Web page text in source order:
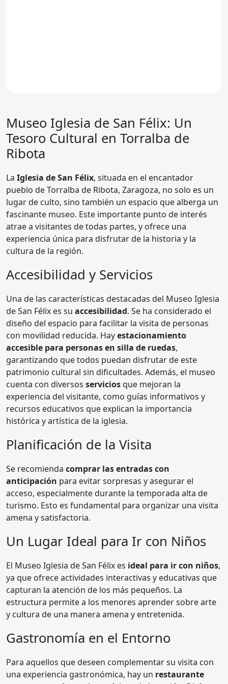
Museo Iglesia de San Félix: Un
Tesoro Cultural en Torralba de
Ribota
La Iglesia de San Félix, situada en el encantador
pueblo de Torralba de Ribota, Zaragoza, no solo es un
lugar de culto, sino también un espacio que alberga un
fascinante museo. Este importante punto de interés
atrae a visitantes de todas partes, y ofrece una
experiencia única para disfrutar de la historia y la
cultura de la región.
Accesibilidad y Servicios
Una de las características destacadas del Museo Iglesia
de San Félix es su accesibilidad. Se ha considerado el
diseño del espacio para facilitar la visita de personas
con movilidad reducida. Hayestacionamiento
accesible para personas en silla de ruedas,
garantizando que todos puedan disfrutar de este
patrimonio cultural sin dificultades. Además, el museo
cuenta con diversos serviciosque mejoran la
experiencia del visitante, como guías informativos y
recursos educativos que explican la importancia
histórica y artística de la iglesia.
Planificación de la Visita
Se recomienda comprar las entradas con
anticipación para evitar sorpresas y asegurar el
acceso, especialmente durante la temporada alta de
turismo. Esto es fundamental para organizar una visita
amena y satisfactoria.
Un Lugar Ideal para Ir con Niños
El Museo Iglesia de San Félix es ideal para ir con niños,
ya que ofrece actividades interactivas y educativas que
capturan la atención de los más pequeños. La
estructura permite a los menores aprender sobre arte
y cultura de una manera amena y entretenida.
Gastronomía en el Entorno
Para aquellos que deseen complementar su visita con
una experiencia gastronómica, hay un restaurante